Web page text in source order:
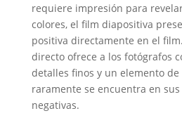
requiere impresión para
colores, el film diapositiva
positiva directamente en el
directo ofrece a los fotógrafos
detalles finos y un elemento
raramente se encuentra en
negativas.